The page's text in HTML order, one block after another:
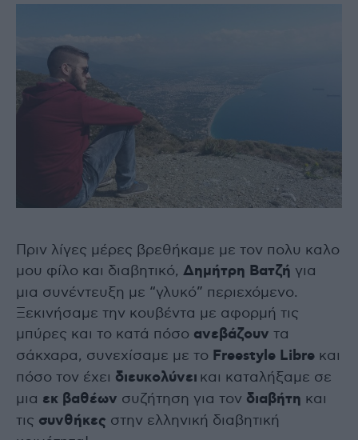
Πριν λίγες μέρες βρεθήκαμε με τον πολυ καλο
μου φίλο και διαβητικό, Δημήτρη Βατζή για
μια συνέντευξη με “γλυκό” περιεχόμενο.
Ξεκινήσαμε την κουβέντα με αφορμή τις
μπύρες και το κατά πόσο ανεβάζουν τα
σάκχαρα, συνεχίσαμε με το Freestyle Libre και
πόσο τον έχει διευκολύνει και καταλήξαμε σε
μια εκ βαθέων συζήτηση για τον διαβήτη και
τις συνθήκες στην ελληνική διαβητική